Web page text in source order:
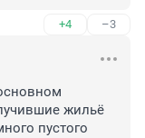
+4 –3
жильё
пустого